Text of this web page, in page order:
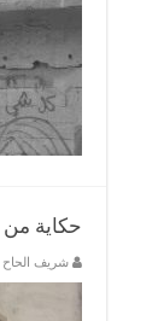
حكاية
شريف